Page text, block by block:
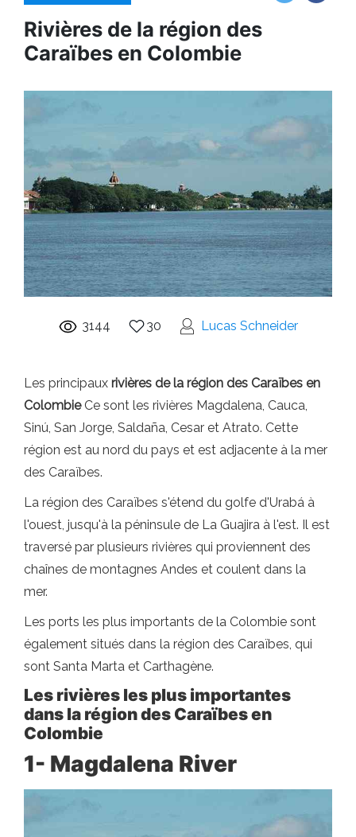
Rivières de la région des
Caraïbes en Colombie
3144 30 Lucas Schneider
Les principaux rivières de la région des Caraïbes en
ColombieCe sont les rivières Magdalena, Cauca,
Sinú, San Jorge, Saldaña, Cesar et Atrato. Cette
région est au nord du pays et est adjacente à la mer
des Caraïbes.
La région des Caraïbes s'étend du golfe d'Urabá à
l'ouest, jusqu'à la péninsule de La Guajira à l'est. Il est
traversé par plusieurs rivières qui proviennent des
chaînes de montagnes Andes et coulent dans la
mer.
Les ports les plus importants de la Colombie sont
également situés dans la région des Caraïbes, qui
sont Santa Marta et Carthagène.
Les rivières les plus importantes
dans la région des Caraïbes en
Colombie
1- Magdalena River